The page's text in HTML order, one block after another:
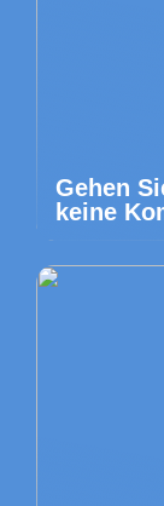
Gehen
keine